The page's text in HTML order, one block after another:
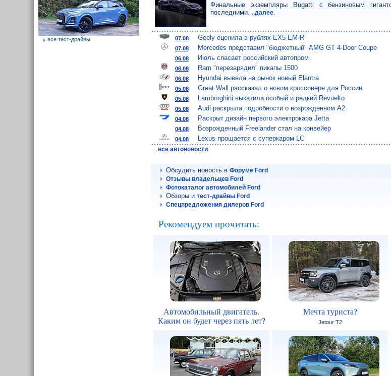
Финальные экземпляры Bugatti с бензиновым
последними...далее
07.08 Geely оценила в рублях EX5 EM-R
07.08 Mercedes представил "бюджетный" AMG GT 4-Door Coupe
06.08 Июль спасает российский автопром
06.08 Ram "перезарядил" пикапы 1500
06.08 Hyundai вывела на рынок новый Elantra
05.08 Great Wall рассказал о новом кроссовере для России
05.08 Lamborghini выкатила особый и редкий Revuelto
05.08 Audi раскрыла подробности о возрожденном A2
04.08 Раскрыт дизайн первого электрокара Jetta
04.08 Возрожденный Freelander стал на конвейер
04.08
Lexus прощается с суперкаром LC
..все автоновости
Обсудить новость вФоруме Ford
Отзывы владельцев Ford
Фотокаталог автомобилей Ford
Обзоры итест-драйвы Ford
Спецпредложения дилеров Ford
Рекомендуем прочитать:
Автомобильный двигатель.
Каким он будет через пять лет?
Мечта туриста?
Jetour T2
все тест-драйвы